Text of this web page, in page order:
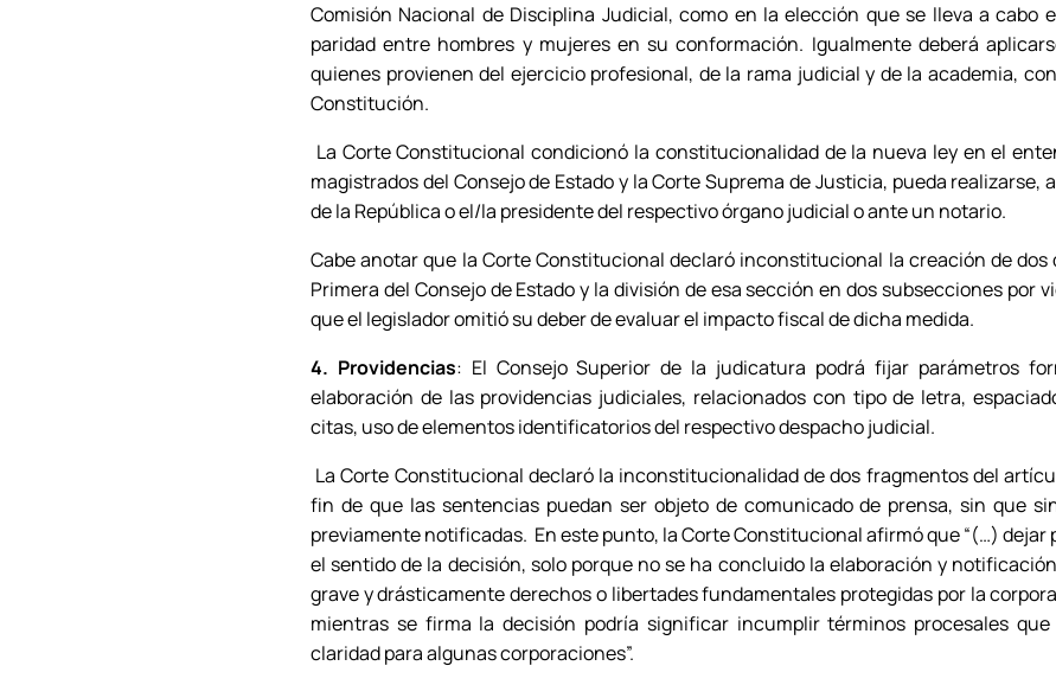
Comisión Nacional de Disciplina Judicial, como en la elección que se lleva a cabo
paridad entre hombres y mujeres en su conformación. Igualmente deberá
quienes provienen del ejercicio profesional, de la rama judicial y de la academia,
Constitución.
La Corte Constitucional condicionó la constitucionalidad de la nueva ley en el
magistrados del Consejo de Estado y la Corte Suprema de Justicia, pueda
de la República o el/la presidente del respectivo órgano judicial o ante un notario.
Cabe anotar que la Corte Constitucional declaró inconstitucional la creación de dos
Primera del Consejo de Estado y la división de esa sección en dos subsecciones por
que el legislador omitió su deber de evaluar el impacto fiscal de dicha medida.
4. Providencias: El Consejo Superior de la judicatura podrá fijar parámetros
elaboración de las providencias judiciales, relacionados con tipo de letra,
citas, uso de elementos identificatorios del respectivo despacho judicial.
La Corte Constitucional declaró la inconstitucionalidad de dos fragmentos del
fin de que las sentencias puedan ser objeto de comunicado de prensa, sin que
previamente notificadas. En este punto, la Corte Constitucional afirmó que “(…) dejar
el sentido de la decisión, solo porque no se ha concluido la elaboración y
grave y drásticamente derechos o libertades fundamentales protegidas por la
mientras se firma la decisión podría significar incumplir términos procesales
claridad para algunas corporaciones”.